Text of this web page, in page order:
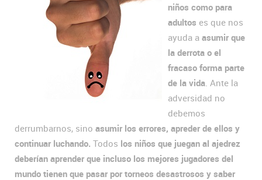
niños como para
adultos es que nos
ayuda a asumir que
la derrota o el
fracaso forma parte
de la vida . Ante la
adversidad no
debemos
derrumbarnos, sino asumir los errores, apreder de ellos y
continuar luchando. Todos los niños que juegan al ajedrez
deberían aprender que incluso los mejores jugadores del
mundo tienen que pasar por torneos desastrosos y saber